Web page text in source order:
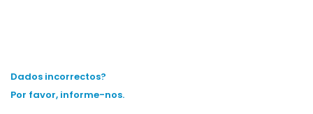
Dados incorrectos?
Por favor, informe-nos.